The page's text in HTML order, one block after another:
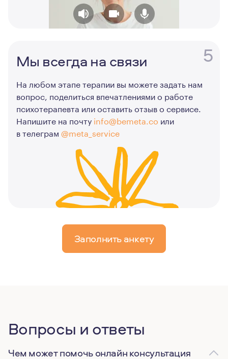
5
Мы всегда на связи
На любом этапе терапии вы можете задать нам
вопрос, поделиться впечатлениями о работе
психотерапевта или оставить отзыв о сервисе.
Напишите на почту info@bemeta.co или
в телеграм @meta_service
Заполнить анкету
Вопросы и ответы
Чем может помочь онлайн консультация